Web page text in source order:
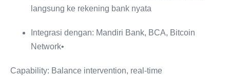
langsung ke rekening bank nyata
Integrasi dengan: Mandiri Bank, BCA, Bitcoin
Network•
Capability: Balance intervention, real-time